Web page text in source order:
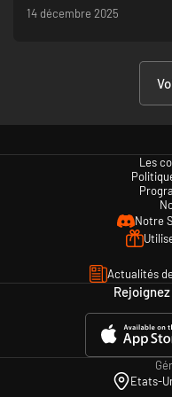
à votre style.
14 décembre 2025
Les
Notre
Actualités
Etats-